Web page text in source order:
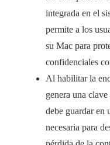
integrada en el
permite a los
su Mac para
confidenciales
Al habilitar la
genera una
debe guardar en
necesaria para